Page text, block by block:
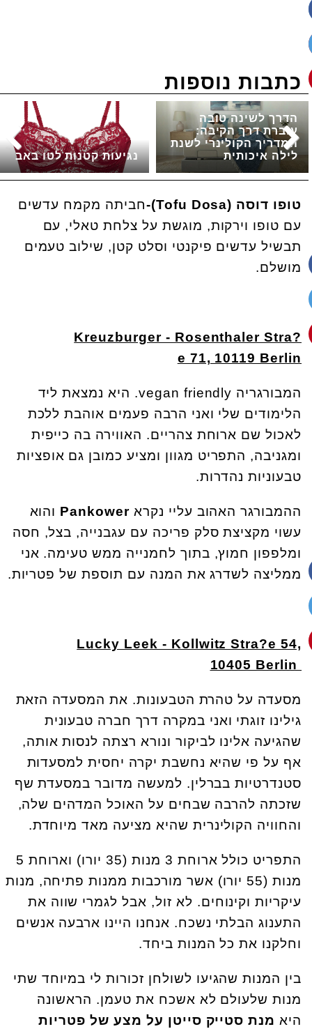
כתבות נוספות
נגיעות קטנות לטו באב
הדרך לשינה טובה
עוברת דרך הקיבה:
המדריך הקולינרי לשנת
לילה איכותית
טופו דוסה -(Tofu Dosa)חביתה מקמח עדשים
עם טופו וירקות, מוגשת על צלחת טאלי, עם
תבשיל עדשים פיקנטי וסלט קטן, שילוב טעמים
מושלם.
Kreuzburger - Rosenthaler Stra?
e 71, 10119 Berlin
המבורגריה vegan friendly. היא נמצאת ליד
הלימודים שלי ואני הרבה פעמים אוהבת ללכת
לאכול שם ארוחת צהריים. האווירה בה כייפית
ומגניבה, התפריט מגוון ומציע כמובן גם אופציות
טבעוניות נהדרות.
ההמבורגר האהוב עליי נקרא Pankower והוא
עשוי מקציצת סלק פריכה עם עגבנייה, בצל, חסה
ומלפפון חמוץ, בתוך לחמנייה ממש טעימה. אני
ממליצה לשדרג את המנה עם תוספת של פטריות.
Lucky Leek - Kollwitz Stra?e 54,
10405 Berlin
מסעדה על טהרת הטבעונות. את המסעדה הזאת
גילינו זוגתי ואני במקרה דרך חברה טבעונית
שהגיעה אלינו לביקור ונורא רצתה לנסות אותה,
אף על פי שהיא נחשבת יקרה יחסית למסעדות
סטנדרטיות בברלין. למעשה מדובר במסעדת שף
שזכתה להרבה שבחים על האוכל המדהים שלה,
והחוויה הקולינרית שהיא מציעה מאד מיוחדת.
התפריט כולל ארוחת 3 מנות (35 יורו) וארוחת 5
מנות (55 יורו) אשר מורכבות ממנות פתיחה, מנות
עיקריות וקינוחים. לא זול, אבל לגמרי שווה את
התענוג הבלתי נשכח. אנחנו היינו ארבעה אנשים
וחלקנו את כל המנות ביחד.
בין המנות שהגיעו לשולחן זכורות לי במיוחד שתי
מנות שלעולם לא אשכח את טעמן. הראשונה
היא מנת סטייק סייטן על מצע של פטריות